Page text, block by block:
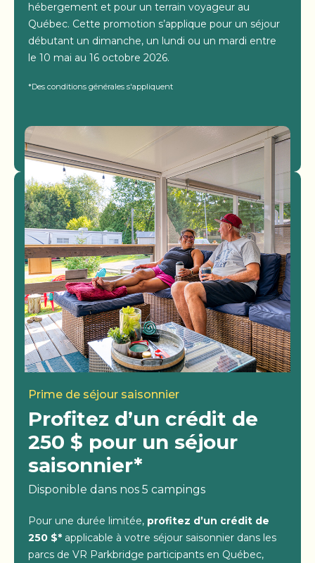
hébergement et pour un terrain voyageur au
Québec. Cette promotion s’applique pour un séjour
débutant un dimanche, un lundi ou un mardi entre
le 10 mai au 16 octobre 2026.
*Des conditions générales s'appliquent
Voir Les Campings
Prime de séjour saisonnier
Profitez d’un crédit de
250 $ pour un séjour
saisonnier*
Disponible dans nos 5 campings
Pour une durée limitée, profitez d’un crédit de
250 $* applicable à votre séjour saisonnier dans les
parcs de VR Parkbridge participants en Québec,